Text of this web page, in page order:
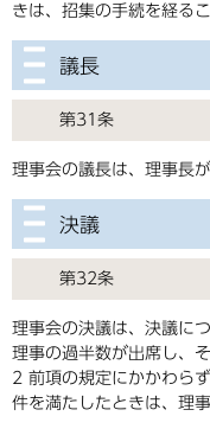
きは、招集の手続を経る
議長
第31条
理事会の議長は、理事長
決議
第32条
理事会の決議は、決議に
理事の過半数が出席し、
2 前項の規定にかかわら
件を満たしたときは、理